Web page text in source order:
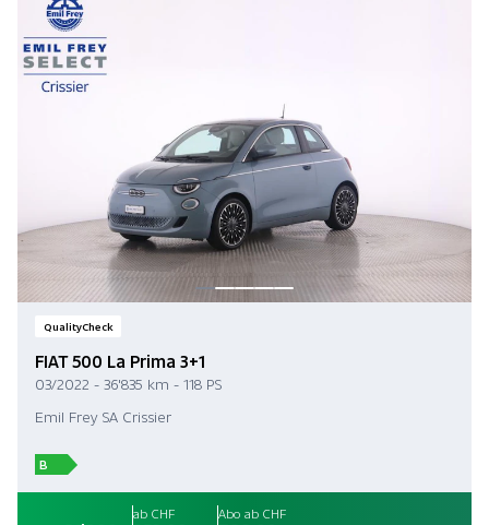
QualityCheck
FIAT 500 La Prima 3+1
03/2022 - 36'835 km - 118 PS
Emil Frey SA Crissier
B
ab CHF Abo ab CHF